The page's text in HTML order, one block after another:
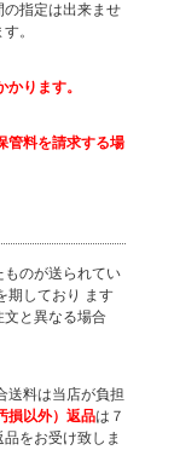
の指定は出来ませ
。
ります。
管料を請求する場
のが送られてい
期しており ます
と異なる場合
送料は当店が負担
損以外）返品は７
をお受け致しま